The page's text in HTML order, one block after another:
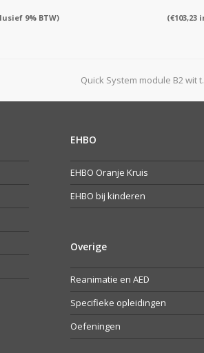
9% BTW) (€103,23
next
Quick System module B2 wit
EHBO
EHBO Oranje Kruis
EHBO bij kinderen
Overige
Reanimatie en AED
Specifieke opleidingen
Oefeningen